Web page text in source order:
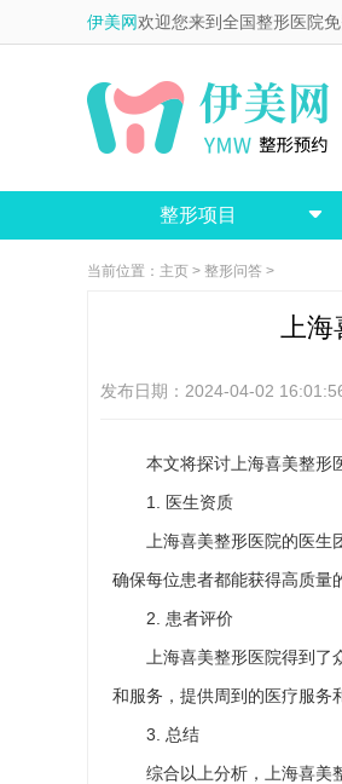
伊美网欢迎您来到全国整形医院
整形项目 
当前位置： 主页 > 整形问答 >
上海
发布日期：2024-04-02
本文将探讨上海喜美整形
1. 医生资质
上海喜美整形医院的医
确保每位患者都能获得高质量
2. 患者评价
上海喜美整形医院得到
和服务，提供周到的医疗服务
3. 总结
综合以上分析，上海喜美